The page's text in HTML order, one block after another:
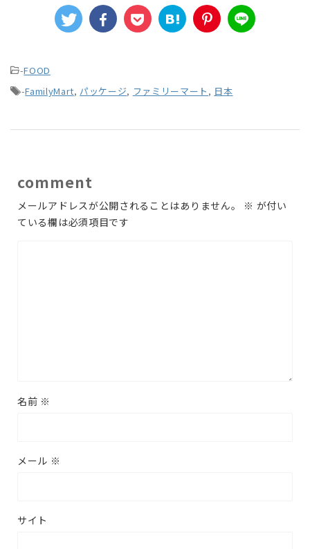
-FOOD
-FamilyMart,パッケージ, ファミリーマート , 日本
comment
メールアドレスが公開されることはありません。 ※ が付い
ている欄は必須項目です
名前 ※
メール ※
サイト